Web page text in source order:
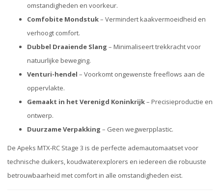
omstandigheden en voorkeur.
Comfobite Mondstuk– Vermindert kaakvermoeidheid en
verhoogt comfort.
Dubbel Draaiende Slang – Minimaliseert trekkracht voor
natuurlijke beweging.
Venturi-hendel – Voorkomt ongewenste freeflows aan de
oppervlakte.
Gemaakt in het Verenigd Koninkrijk– Precisieproductie en
ontwerp.
Duurzame Verpakking – Geen wegwerpplastic.
De Apeks MTX-RC Stage 3 is de perfecte ademautomaatset voor
technische duikers, koudwaterexplorers en iedereen die robuuste
betrouwbaarheid met comfort in alle omstandigheden eist.